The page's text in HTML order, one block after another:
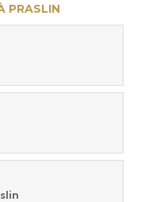
PRASLIN